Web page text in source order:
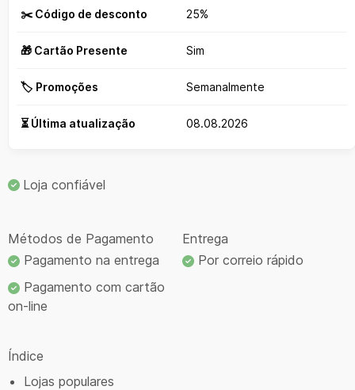
✂️ Código de desconto 25%
🎁 Cartão Presente Sim
🏷️ Promoções Semanalmente
⏳ Última atualização 08.08.2026
Loja confiável
Métodos de Pagamento
Pagamento na entrega
Pagamento com cartão
on-line
Entrega
Por correio rápido
Índice
Lojas populares